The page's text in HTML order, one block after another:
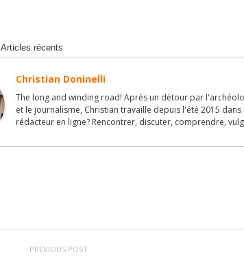
Articles récents
Christian Doninelli
The long and winding road! Après un détour par
et le journalisme, Christian travaille depuis l'été 2015
rédacteur en ligne? Rencontrer, discuter, comprendre,
PREVIOUS POST